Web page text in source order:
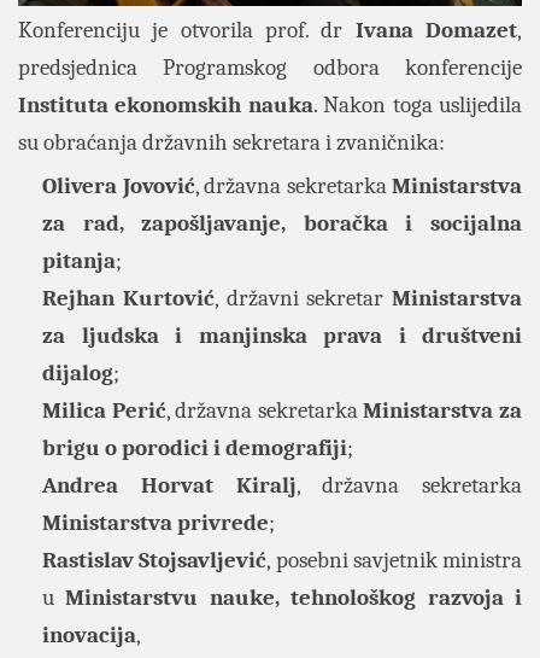
Konferenciju je otvorila prof. dr Ivana Domazet,
predsjednica Programskog odbora konferencije
Instituta ekonomskih nauka. Nakon toga uslijedila
su obraćanja državnih sekretara i zvaničnika:
Olivera Jovović, državna sekretarkaMinistarstva
za rad, zapošljavanje, boračka i socijalna
pitanja;
Rejhan Kurtović, državni sekretar Ministarstva
za ljudska i manjinska prava i društveni
dijalog;
Milica Perić, državna sekretarkaMinistarstva za
brigu o porodici i demografiji;
Andrea Horvat Kiralj, državna sekretarka
Ministarstva privrede;
Rastislav Stojsavljević, posebni savjetnik ministra
uMinistarstvu nauke, tehnološkog razvoja i
inovacija,